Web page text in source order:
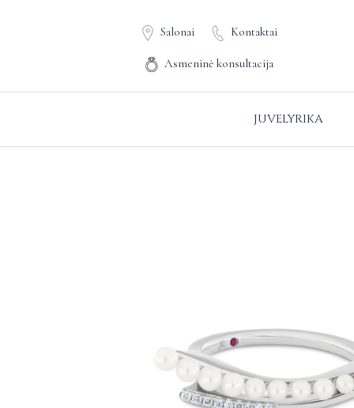
Salonai Kontaktai
Asmeninė konsultacija
JUVELYRIKA